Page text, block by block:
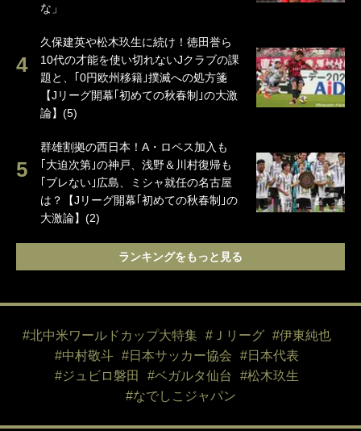
な」
久保建英や松木玖生に続け！徳田誉ら
10代の才能を使い切れないJクラブの課
題と、｢0円欧州移籍｣撲滅への処方箋
【Jリーグ開幕｢初めての秋春制｣の大激
論】(5)
群雄割拠の西日本！A・ロペス加入も
｢大迫次第｣の神戸、浅野＆川村復帰も
｢ブレない｣広島、ミシャ就任の名古屋
は？【Jリーグ開幕｢初めての秋春制｣の
大激論】(2)
ランキングをもっと見る
#北中米ワールドカップ大特集 #Ｊリーグ
#伊東純也
#中村敬斗
#日本サッカー協会
#日本代表
#ジュビロ磐田
#ベガルタ仙台
#松木玖生
#なでしこジャパン